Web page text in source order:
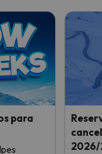
para
2026/